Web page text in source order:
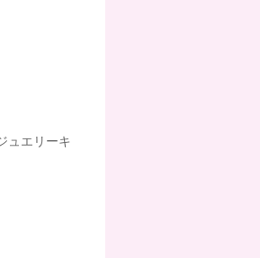
ュエリーキ